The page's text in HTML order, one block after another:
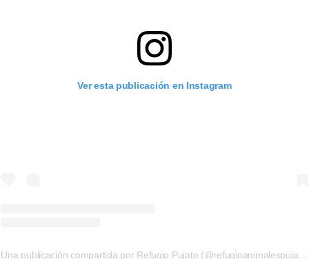
Ver esta publicación en Instagram